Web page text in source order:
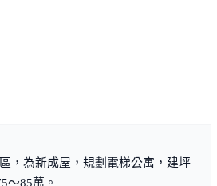
，為新成屋，規劃電梯公寓，建坪
～85萬。